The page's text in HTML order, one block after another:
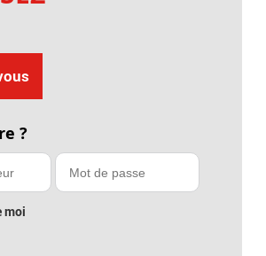
?
moi